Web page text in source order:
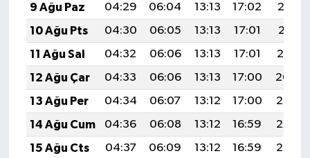
9 Ağu Paz
04:29 06:04 13:13 17:02
20:12
10 Ağu Pts
04:30 06:05 13:13 17:01
20:11
11 Ağu Sal
04:32 06:06 13:13 17:01
20:10
12 Ağu Çar
04:33 06:06 13:13 17:00
20:09
13 Ağu Per
04:34 06:07 13:12 17:00
20:07
14 Ağu Cum
04:36 06:08 13:12 16:59
20:06
15 Ağu Cts
04:37 06:09 13:12 16:59
20:05